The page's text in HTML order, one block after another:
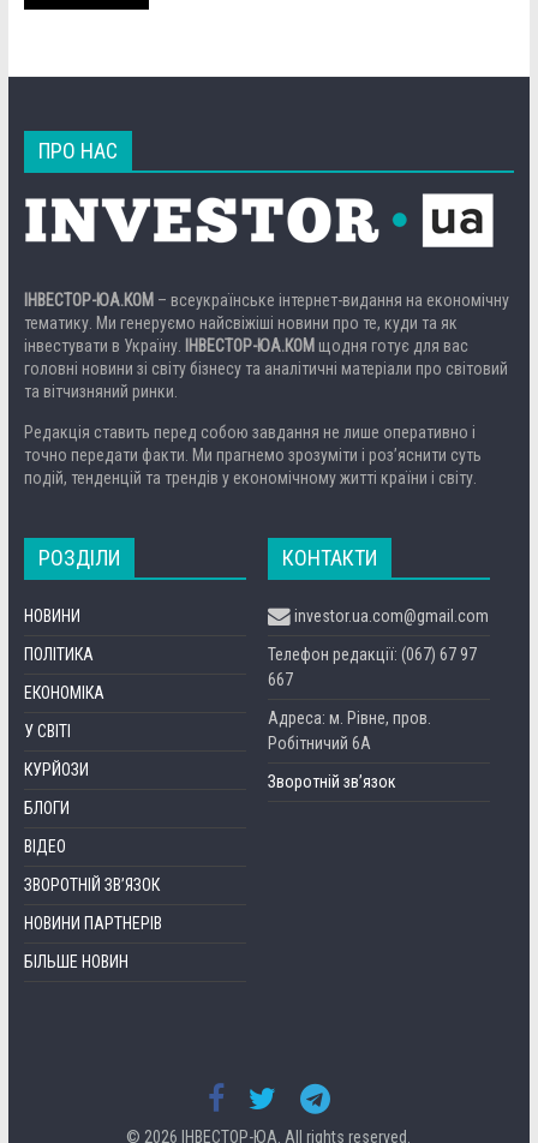
ПРО НАС
ІНВЕСТОР-ЮА.КОМ – всеукраїнське інтернет-видання на економічну
тематику. Ми генеруємо найсвіжіші новини про те, куди та як
інвестувати в Україну.
ІНВЕСТОР-ЮА.КОМ щодня готує для вас
головні новини зі світу бізнесу та аналітичні матеріали про світовий
та вітчизняний ринки.
Редакція ставить перед собою завдання не лише оперативно і
точно передати факти. Ми прагнемо зрозуміти і роз’яснити суть
подій, тенденцій та трендів у економічному житті країни і світу.
РОЗДІЛИ
НОВИНИ
ПОЛІТИКА
ЕКОНОМІКА
У СВІТІ
КУРЙОЗИ
БЛОГИ
ВІДЕО
ЗВОРОТНІЙ ЗВ’ЯЗОК
НОВИНИ ПАРТНЕРІВ
БІЛЬШЕ НОВИН
КОНТАКТИ
investor.ua.com@gmail.com
Телефон редакції: (067) 67 97
667
Адреса: м. Рівне, пров.
Робітничий 6А
Зворотній зв’язок
© 2026 ІНВЕСТОР-ЮА . All rights reserved.